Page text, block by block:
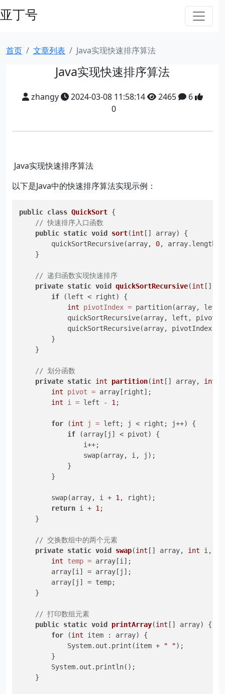
亚丁号
首页 文章列表 Java实现快速排序算法
Java实现快速排序算法
zhangy 2024-03-08 11:58:14 2465
6
0
Java实现快速排序算法
以下是Java中的快速排序算法实现示例：
public class QuickSort {
// 快速排序入口函数
public static void sort(int [] array)
{
        quickSortRecursive(array,
0, array.length
    }
// 递归函数实现快速排序
private static void quickSortRecursive(int []
if (left < right) {
int
pivotIndex = partition(array,
quickSortRecursive(array, left,
            quickSortRecursive(array, pivotIndex +
        }
    }
// 划分函数
private static int partition(int [] array, int
int
pivot = array[right];
int
i = left - 1 ;
for (int j = left; j < right; j++) {
if (array[j] < pivot) {
                i++;
                swap(array, i, j);
            }
        }
        swap(array, i +
1 , right);
return i + 1 ;
    }
// 交换数组中的两个元素
private static void swap(int [] array, int i,
int
temp = array[i];
        array[i] = array[j];
        array[j] = temp;
    }
// 打印数组元素
public static void printArray(int [] array)
{
for (int item : array) {
            System.out.print(item +
" ");
        }
        System.out.println();
    }